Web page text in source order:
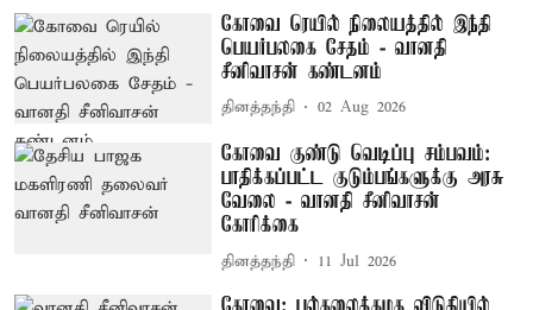
கோவை ரெயில் நிலையத்தில் இந்தி
பெயர்பலகை சேதம் - வானதி
சீனிவாசன் கண்டனம்
தினத்தந்தி 02 Aug 2026
கோவை குண்டு வெடிப்பு சம்பவம்:
பாதிக்கப்பட்ட குடும்பங்களுக்கு அரசு
வேலை - வானதி சீனிவாசன்
கோரிக்கை
தினத்தந்தி 11 Jul 2026